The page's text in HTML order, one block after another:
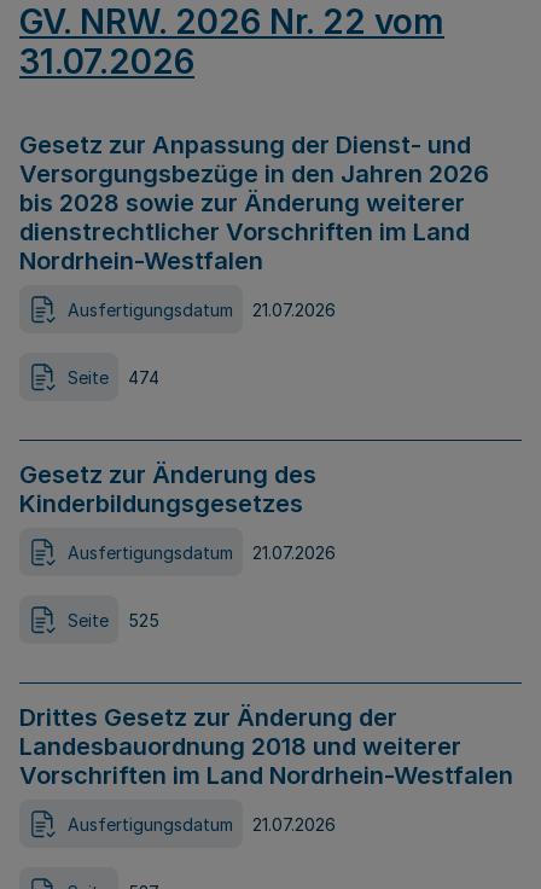
GV. NRW. 2026 Nr. 22 vom
31.07.2026
Gesetz zur Anpassung der Dienst- und
Versorgungsbezüge in den Jahren 2026
bis 2028 sowie zur Änderung weiterer
dienstrechtlicher Vorschriften im Land
Nordrhein-Westfalen
Ausfertigungsdatum 21.07.2026
Seite 474
Gesetz zur Änderung des
Kinderbildungsgesetzes
Ausfertigungsdatum 21.07.2026
Seite 525
Drittes Gesetz zur Änderung der
Landesbauordnung 2018 und weiterer
Vorschriften im Land Nordrhein-Westfalen
Ausfertigungsdatum 21.07.2026